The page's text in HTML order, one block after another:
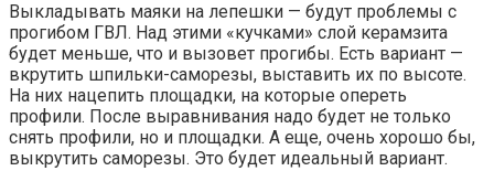
Выкладывать маяки на лепешки — будут проблемы с
прогибом ГВЛ. Над этими «кучками» слой керамзита
будет меньше, что и вызовет прогибы. Есть вариант —
вкрутить шпильки-саморезы, выставить их по высоте.
На них нацепить площадки, на которые опереть
профили. После выравнивания надо будет не только
снять профили, но и площадки. А еще, очень хорошо бы,
выкрутить саморезы. Это будет идеальный вариант.